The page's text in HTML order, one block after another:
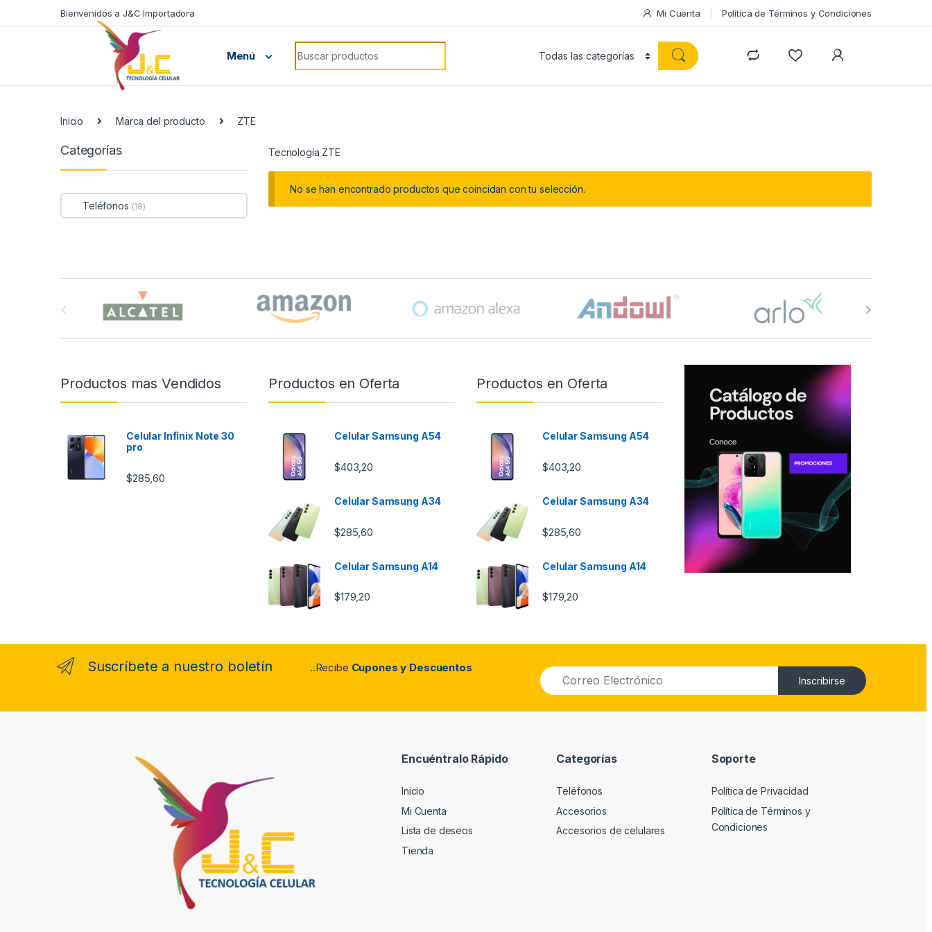
Bienvenidos a J&C Importadora Mi Cuenta Política de Términos y Condiciones
Menú
Buscar:
Inicio Marca del producto ZTE
Tecnología ZTE
No se han encontrado productos que coincidan con tu selección.
Categorías
Teléfonos (18)
Productos mas Vendidos
Celular Infinix Note 30
pro
$285,60
Productos en Oferta
Celular Samsung A54
$403,20
Celular Samsung A34
$285,60
Celular Samsung A14
$179,20
Productos en Oferta
Celular Samsung A54
$403,20
Celular Samsung A34
$285,60
Celular Samsung A14
$179,20
Suscríbete a nuestro boletín ..Recibe Cupones y Descuentos
Inscribirse
Encuéntralo Rápido
Inicio
Mi Cuenta
Lista de deseos
Tienda
Categorías
Teléfonos
Accesorios
Accesorios de celulares
Soporte
Política de Privacidad
Política de Términos y
Condiciones